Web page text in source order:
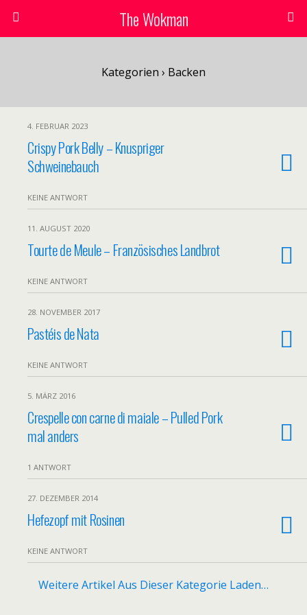
The Wokman
Kategorien › Backen
4. FEBRUAR 2023
Crispy Pork Belly – Knuspriger
Schweinebauch
KEINE ANTWORT
11. AUGUST 2020
Tourte de Meule – Französisches Landbrot
KEINE ANTWORT
28. NOVEMBER 2017
Pastéis de Nata
KEINE ANTWORT
5. MÄRZ 2016
Crespelle con carne di maiale – Pulled Pork
mal anders
1 ANTWORT
27. DEZEMBER 2014
Hefezopf mit Rosinen
KEINE ANTWORT
Weitere Artikel Aus Dieser Kategorie Laden…